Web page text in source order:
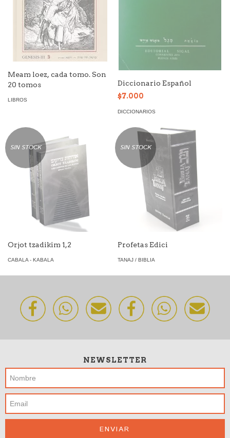
Meam loez, cada tomo. Son
20 tomos
LIBROS
Diccionario Español
$7.000
DICCIONARIOS
SIN STOCK
Orjot tzadikim 1,2
CABALA - KABALA
SIN STOCK
Profetas Edici
TANAJ / BIBLIA
NEWSLETTER